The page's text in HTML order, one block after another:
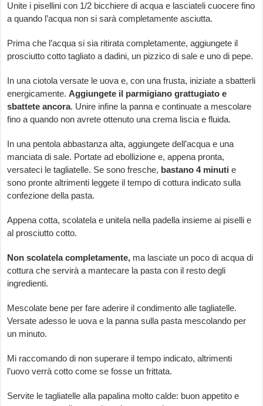
Unite i pisellini con 1/2 bicchiere di acqua e lasciateli cuocere fino
a quando l’acqua non si sarà completamente asciutta.
Prima che l’acqua si sia ritirata completamente, aggiungete il
prosciutto cotto tagliato a dadini, un pizzico di sale e uno di pepe.
In una ciotola versate le uova e, con una frusta, iniziate a sbatterli
energicamente.Aggiungete il parmigiano grattugiato e
sbattete ancora. Unire infine la panna e continuate a mescolare
fino a quando non avrete ottenuto una crema liscia e fluida.
In una pentola abbastanza alta, aggiungete dell’acqua e una
manciata di sale. Portate ad ebollizione e, appena pronta,
versateci le tagliatelle. Se sono fresche, bastano 4 minuti e
sono pronte altrimenti leggete il tempo di cottura indicato sulla
confezione della pasta.
Appena cotta, scolatela e unitela nella padella insieme ai piselli e
al prosciutto cotto.
Non scolatela completamente, ma lasciate un poco di acqua di
cottura che servirà a mantecare la pasta con il resto degli
ingredienti.
Mescolate bene per fare aderire il condimento alle tagliatelle.
Versate adesso le uova e la panna sulla pasta mescolando per
un minuto.
Mi raccomando di non superare il tempo indicato, altrimenti
l’uovo verrà cotto come se fosse un frittata.
Servite le tagliatelle alla papalina molto calde: buon appetito e